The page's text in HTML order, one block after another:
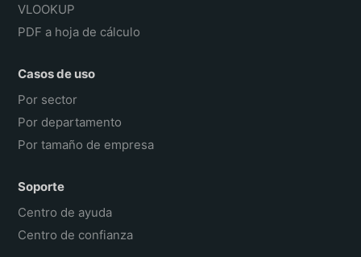
VLOOKUP
PDF a hoja de cálculo
Casos de uso
Por sector
Por departamento
Por tamaño de empresa
Soporte
Centro de ayuda
Centro de confianza